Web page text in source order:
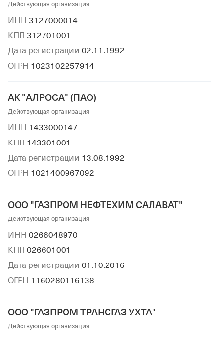
Действующая организация
ИНН 3127000014
КПП 312701001
Дата регистрации 02.11.1992
ОГРН 1023102257914
АК "АЛРОСА" (ПАО)
Действующая организация
ИНН 1433000147
КПП 143301001
Дата регистрации 13.08.1992
ОГРН 1021400967092
ООО "ГАЗПРОМ НЕФТЕХИМ САЛАВАТ"
Действующая организация
ИНН 0266048970
КПП 026601001
Дата регистрации 01.10.2016
ОГРН 1160280116138
ООО "ГАЗПРОМ ТРАНСГАЗ УХТА"
Действующая организация